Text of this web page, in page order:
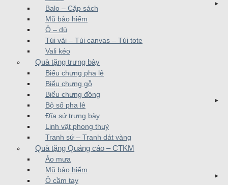
Balo – Cặp sách
Mũ bảo hiểm
Ô – dù
Túi vải – Túi canvas – Túi tote
Vali kéo
Quà tặng trưng bày
Biểu chưng pha lê
Biểu chưng gỗ
Biểu chưng đồng
Bộ số pha lê
Đĩa sứ trưng bày
Linh vật phong thuỷ
Tranh sứ – Tranh dát vàng
Quà tặng Quảng cáo – CTKM
Áo mưa
Mũ bảo hiểm
Ô cầm tay